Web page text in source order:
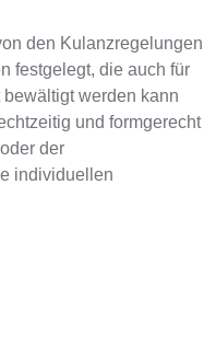
den Kulanzregelungen
festgelegt, die auch für
werden kann
und formgerecht
der
individuellen